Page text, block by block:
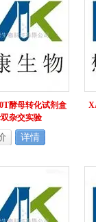
酵母转化试剂盒
杂交实验
详情